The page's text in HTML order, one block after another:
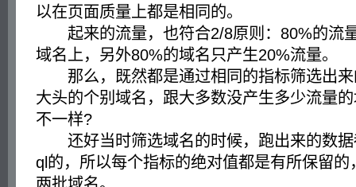
以在页面质量上都是相同的。
起来的流量，也符合2/8原则：80%的流
域名上，另外80%的域名只产生20%流量。
那么，既然都是通过相同的指标筛选出来
大头的个别域名，跟大多数没产生多少流量
不一样?
还好当时筛选域名的时候，跑出来的数据
ql的，所以每个指标的绝对值都是有所保留的